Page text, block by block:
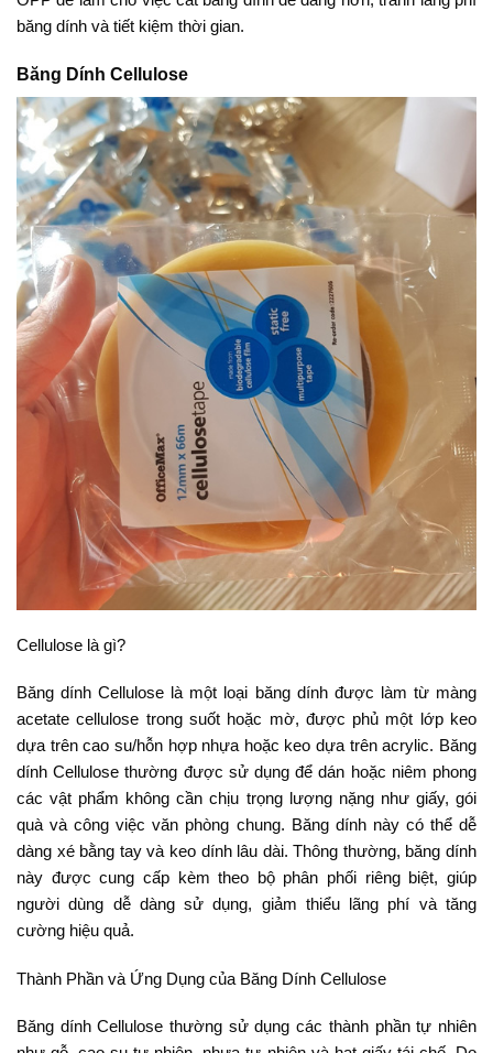
băng dính và tiết kiệm thời gian.
Băng Dính Cellulose
Cellulose là gì?
Băng dính Cellulose là một loại băng dính được làm từ màng
acetate cellulose trong suốt hoặc mờ, được phủ một lớp keo
dựa trên cao su/hỗn hợp nhựa hoặc keo dựa trên acrylic. Băng
dính Cellulose thường được sử dụng để dán hoặc niêm phong
các vật phẩm không cần chịu trọng lượng nặng như giấy, gói
quà và công việc văn phòng chung. Băng dính này có thể dễ
dàng xé bằng tay và keo dính lâu dài. Thông thường, băng dính
này được cung cấp kèm theo bộ phân phối riêng biệt, giúp
người dùng dễ dàng sử dụng, giảm thiểu lãng phí và tăng
cường hiệu quả.
Thành Phần và Ứng Dụng của Băng Dính Cellulose
Băng dính Cellulose thường sử dụng các thành phần tự nhiên